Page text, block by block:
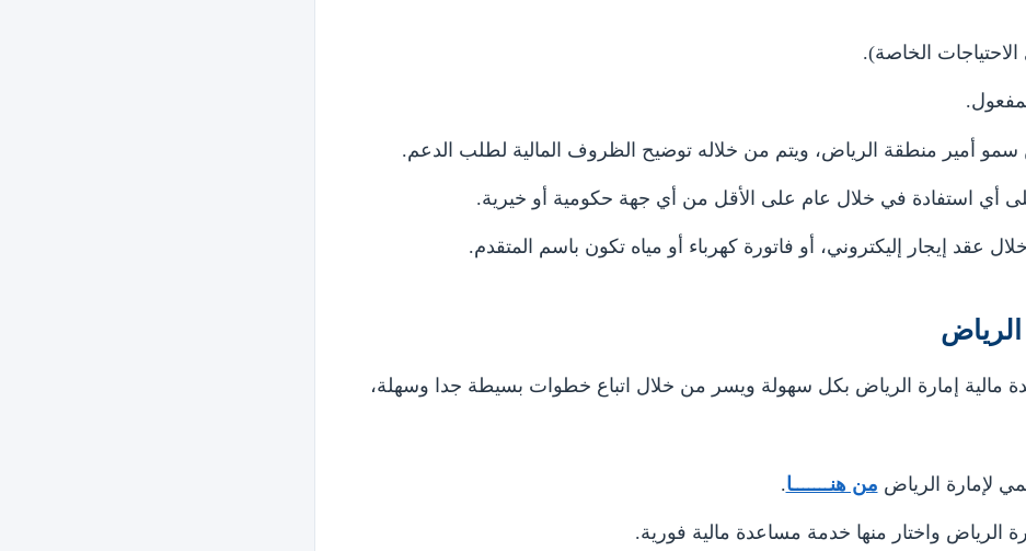
الخاصة).
أمير منطقة الرياض، ويتم من خلاله توضيح الظروف المالية لطلب الدعم.
أي استفادة في خلال عام على الأقل من أي جهة حكومية أو خيرية.
عقد إيجار إليكتروني، أو فاتورة كهرباء أو مياه تكون باسم المتقدم.
الرياض
مالية إمارة الرياض بكل سهولة ويسر من خلال اتباع خطوات بسيطة جدا وسهلة،
لإمارة الرياض من هنـــــــا.
الرياض واختار منها خدمة مساعدة مالية فورية.